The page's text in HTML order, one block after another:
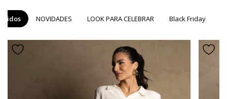
Forrado
NOVIDADES LOOK PARA CELEBRAR Black Friday